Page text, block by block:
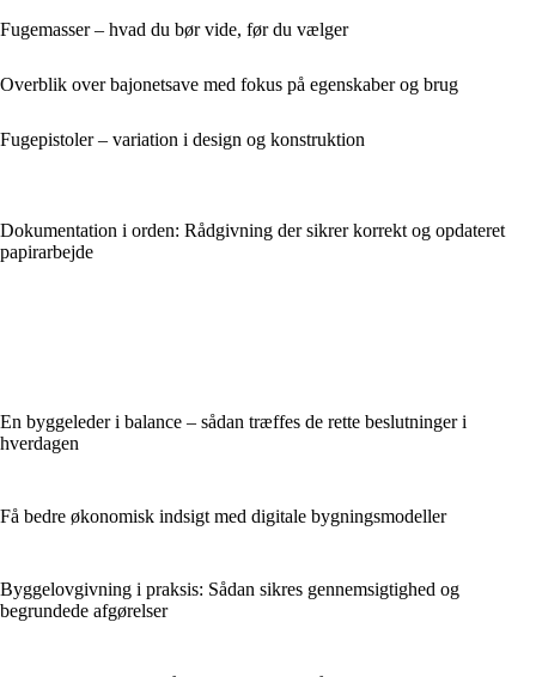
Fugemasser – hvad du bør vide, før du vælger
Overblik over bajonetsave med fokus på egenskaber og brug
Fugepistoler – variation i design og konstruktion
Dokumentation i orden: Rådgivning der sikrer korrekt og opdateret
papirarbejde
En byggeleder i balance – sådan træffes de rette beslutninger i
hverdagen
Få bedre økonomisk indsigt med digitale bygningsmodeller
Byggelovgivning i praksis: Sådan sikres gennemsigtighed og
begrundede afgørelser